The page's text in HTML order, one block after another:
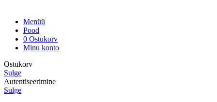
Menüü
Pood
0 Ostukorv
Minu konto
Ostukorv
Sulge
Autentiseerimine
Sulge